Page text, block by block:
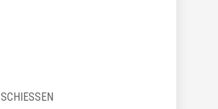
SCHIESSEN